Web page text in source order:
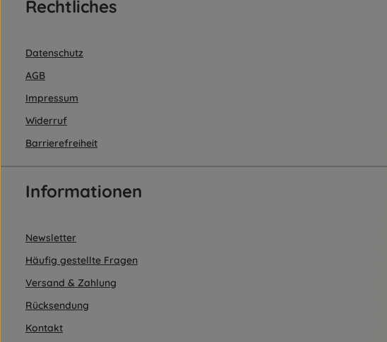
Rechtliches
Datenschutz
AGB
Impressum
Widerruf
Barrierefreiheit
Informationen
Newsletter
Häufig gestellte Fragen
Versand & Zahlung
Rücksendung
Kontakt